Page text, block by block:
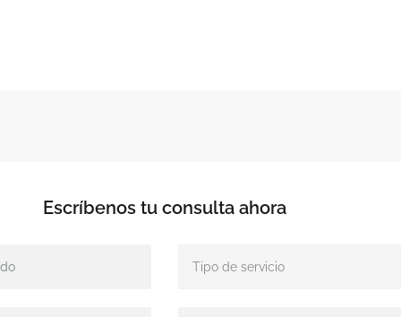
Escríbenos tu consulta ahora